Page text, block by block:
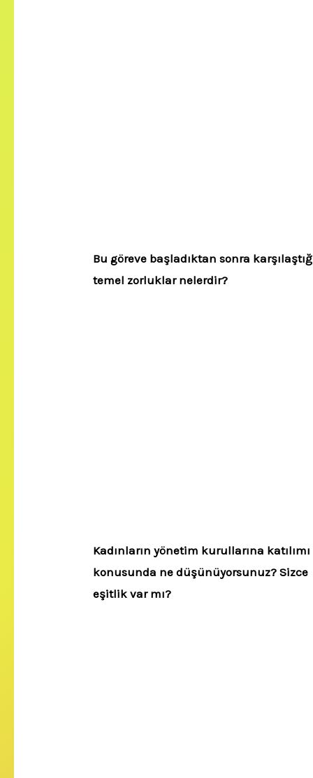
Bu göreve başladıktan sonra
temel zorluklar nelerdir?
Kadınların yönetim kurullarına katılımı
konusunda ne düşünüyorsunuz? Sizce
eşitlik var mı?